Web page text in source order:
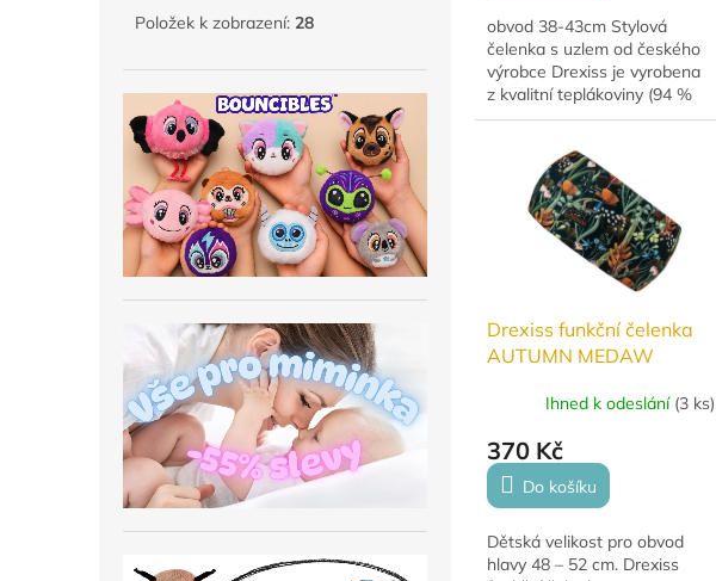
Položek k zobrazení: 28
obvod 38-43cm Stylová
čelenka s uzlem od českého
výrobce Drexiss je vyrobena
z kvalitní teplákoviny (94 %
bavlna, 6 % elastan). Díky
velikost, což...
Drexiss funkční čelenka
AUTUMN MEDAW
Ihned k odeslání (3 ks)
370 Kč
Do košíku
Dětská velikost pro obvod
hlavy 48 – 52 cm. Drexiss